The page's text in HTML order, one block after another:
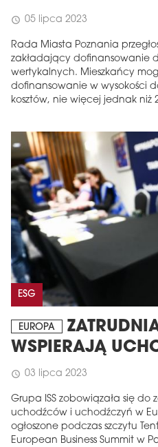
schedule 05 lipca 2023
Rada Miasta Poznania
zakładający dofinansowanie
wertykalnych. Mieszkańcy
dofinansowanie w wysokości
kosztów, nie więcej jednak niż
ESG
EUROPA
WSPIERAJĄ
schedule 03 lipca 2023
Grupa ISS zobowiązała się do
uchodźców i uchodźczyń w
ogłoszone podczas szczytu
European Business Summit w